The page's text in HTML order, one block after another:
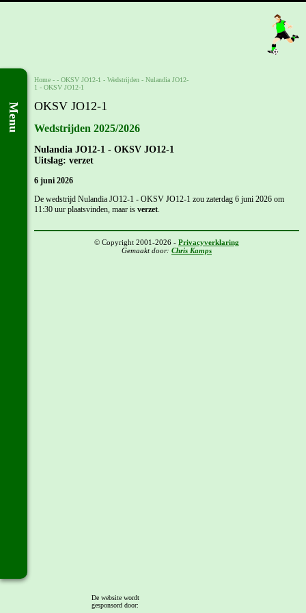
Menu
Home - - OKSV JO12-1 - Wedstrijden - Nulandia JO12-
1 - OKSV JO12-1
OKSV JO12-1
Wedstrijden 2025/2026
Nulandia JO12-1 - OKSV JO12-1
Uitslag: verzet
6 juni 2026
De wedstrijd Nulandia JO12-1 - OKSV JO12-1 zou zaterdag 6 juni 2026 om
11:30 uur plaatsvinden, maar is verzet.
© Copyright 2001-2026 - Privacyverklaring
Gemaakt door: Chris Kamps
De website wordt
gesponsord door: